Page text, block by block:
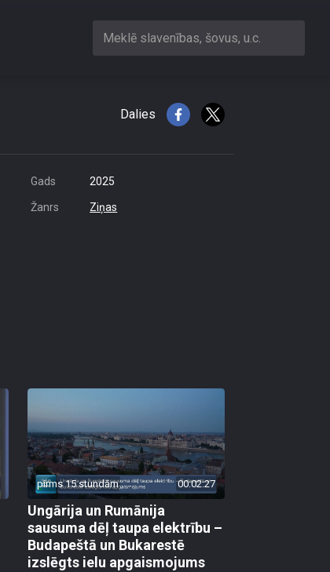
Meklē slavenības, šovus, u.c.
Dalies
Gads 2025
Žanrs Ziņas
pirms 15 stundām 00:02:27
Ungārija un Rumānija
sausuma dēļ taupa elektrību –
Budapeštā un Bukarestē
izslēgts ielu apgaismojums